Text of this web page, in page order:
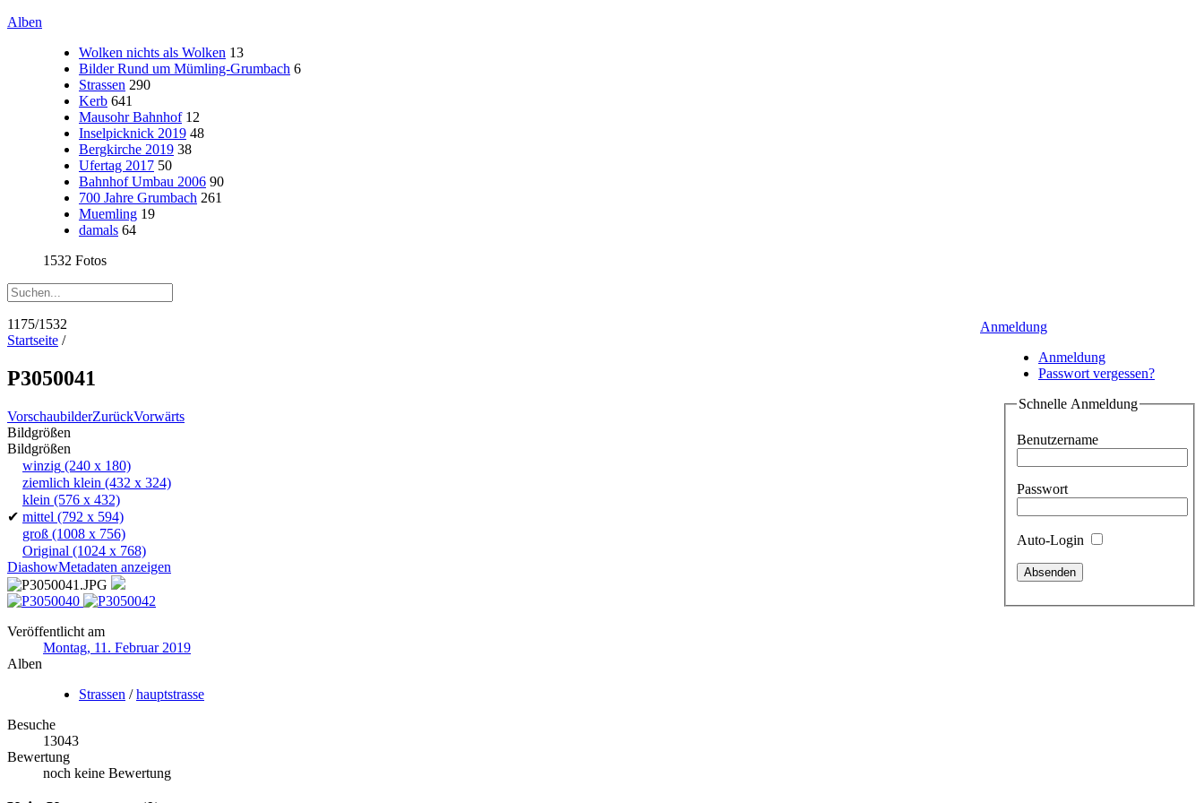
Alben
Wolken nichts als Wolken 13
Bilder Rund um Mümling-Grumbach 6
Strassen 290
Kerb 641
Mausohr Bahnhof 12
Inselpicknick 2019 48
Bergkirche 2019 38
Ufertag 2017 50
Bahnhof Umbau 2006 90
700 Jahre Grumbach 261
Muemling 19
damals 64
1532 Fotos
Anmeldung
Anmeldung
Passwort vergessen?
Schnelle Anmeldung
Benutzername
Passwort
Auto-Login
1175/1532
Startseite /
P3050041
VorschaubilderZurückVorwärts
Bildgrößen
Bildgrößen
winzig (240 x 180)
ziemlich klein (432 x 324)
klein (576 x 432)
✔ mittel (792 x 594)
groß (1008 x 756)
Original (1024 x 768)
DiashowMetadaten anzeigen
Veröffentlicht am
Montag, 11. Februar 2019
Alben
Strassen /hauptstrasse
Besuche
13043
Bewertung
noch keine Bewertung